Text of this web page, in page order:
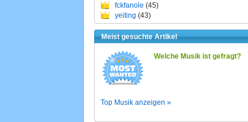
fckfanole (45)
yeiting (43)
Meist gesuchte Artikel
Welche Musik ist gefragt?
Top Musik anzeigen »